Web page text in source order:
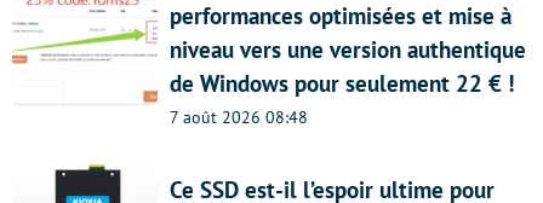
performances optimisées et mise à
niveau vers une version authentique
de Windows pour seulement 22 € !
7 août 2026 08:48
Ce SSD est-il l’espoir ultime pour